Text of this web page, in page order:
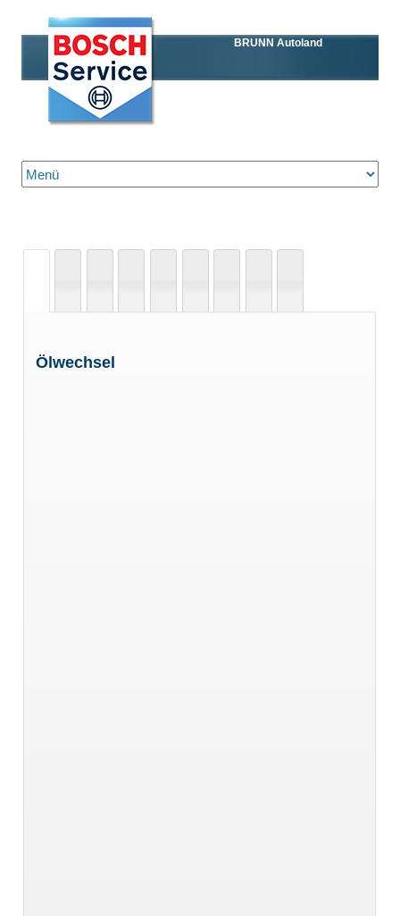
BRUNN Autoland
Ölwechsel